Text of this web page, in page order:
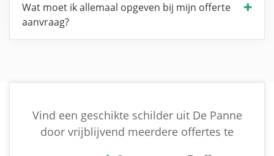
Wat moet ik allemaal opgeven bij mijn offerte
aanvraag?
Vind een geschikte schilder uit De Panne
door vrijblijvend meerdere offertes te